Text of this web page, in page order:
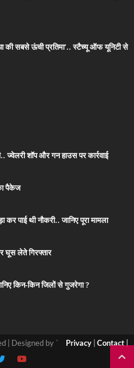
की सबसे ऊंची प्रतिमा’.. स्टैच्यू ऑफ यूनिटी से
ज्वेलरी शॉप और गन हाउस पर कार्रवाई
पैकेज
कर पाई थी नौकरी.. जानिए पूरा मामला
घूस लेते गिरफ्तार
किन-किन जिलों से गुजरेगा ?
| Designed by ` Privacy| Contact |